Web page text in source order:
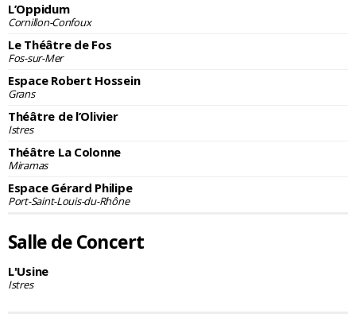
L’Oppidum
Cornillon-Confoux
Le Théâtre de Fos
Fos-sur-Mer
Espace Robert Hossein
Grans
Théâtre de l’Olivier
Istres
Théâtre La Colonne
Miramas
Espace Gérard Philipe
Port-Saint-Louis-du-Rhône
Salle de Concert
L'Usine
Istres